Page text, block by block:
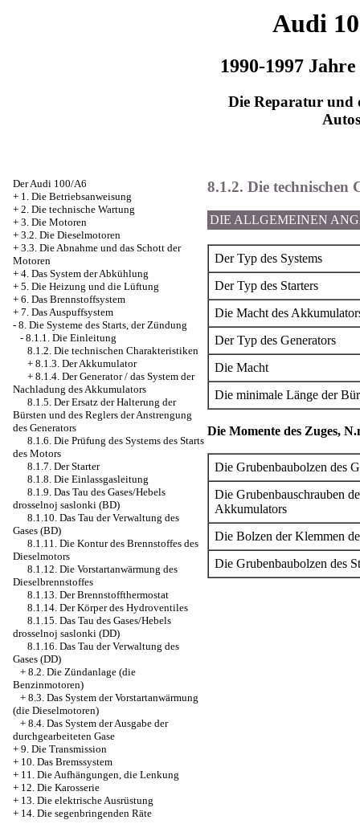
Audi
1990-1997
Die Reparatur und
Autos
Der Audi 100/A6
+ 1. Die Betriebsanweisung
+ 2. Die technische Wartung
+ 3. Die Motoren
+ 3.2. Die Dieselmotoren
+ 3.3. Die Abnahme und das Schott der
Motoren
+ 4. Das System der Abkühlung
+ 5. Die Heizung und die Lüftung
+ 6. Das Brennstoffsystem
+ 7. Das Auspuffsystem
- 8. Die Systeme des Starts, der Zündung
- 8.1.1. Die Einleitung
8.1.2. Die technischen Charakteristiken
+ 8.1.3. Der Akkumulator
+ 8.1.4. Der Generator / das System der
Nachladung des Akkumulators
8.1.5. Der Ersatz der Halterung der
Bürsten und des Reglers der Anstrengung
des Generators
8.1.6. Die Prüfung des Systems des Starts
des Motors
8.1.7. Der Starter
8.1.8. Die Einlassgasleitung
8.1.9. Das Tau des Gases/Hebels
drosselnoj saslonki (BD)
8.1.10. Das Tau der Verwaltung des
Gases (BD)
8.1.11. Die Kontur des Brennstoffes des
Dieselmotors
8.1.12. Die Vorstartanwärmung des
Dieselbrennstoffes
8.1.13. Der Brennstoffthermostat
8.1.14. Der Körper des Hydroventiles
8.1.15. Das Tau des Gases/Hebels
drosselnoj saslonki (DD)
8.1.16. Das Tau der Verwaltung des
Gases (DD)
+ 8.2. Die Zündanlage (die
Benzinmotoren)
+ 8.3. Das System der Vorstartanwärmung
(die Dieselmotoren)
+ 8.4. Das System der Ausgabe der
durchgearbeiteten Gase
+ 9. Die Transmission
+ 10. Das Bremssystem
+ 11. Die Aufhängungen, die Lenkung
+ 12. Die Karosserie
+ 13. Die elektrische Ausrüstung
+ 14. Die segenbringenden Räte
8.1.2. Die technischen
DIE ALLGEMEINEN
Der Typ des Systems
Der Typ des Starters
Die Macht des
Der Typ des Generators
Die Macht
Die minimale Länge der
Die Momente des Zuges,
Die Grubenbaubolzen des
Die Grubenbauschrauben
Akkumulators
Die Bolzen der Klemmen
Die Grubenbaubolzen des